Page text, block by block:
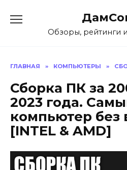
содержаниюОбзоры, рейтинги
ГЛАВНАЯ » КОМПЬЮТЕРЫ »
Сборка ПК за
2023 года.
компьютер без
[INTEL & AMD]